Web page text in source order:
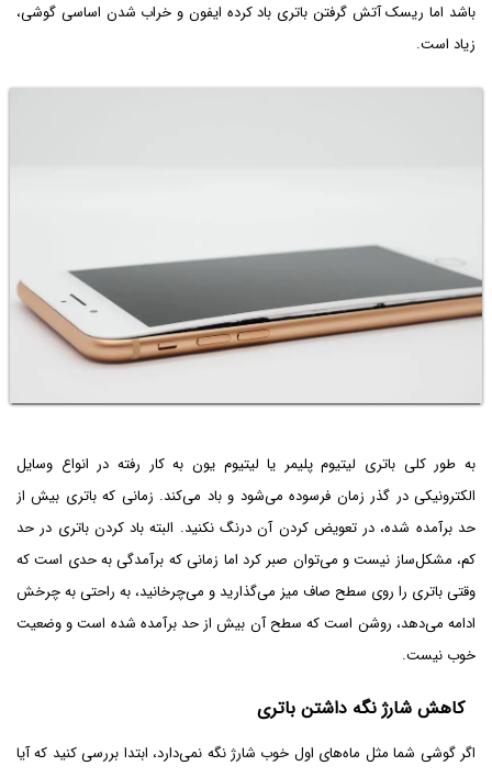
باشد اما ریسک آتش گرفتن باتری باد کرده ایفون و خراب شدن اساسی گوشی،
زیاد است.
به طور کلی باتری لیتیوم پلیمر یا لیتیوم یون به کار رفته در انواع وسایل
الکترونیکی در گذر زمان فرسوده می‌شود و باد می‌کند. زمانی که باتری بیش از
حد برآمده شده، در تعویض کردن آن درنگ نکنید. البته باد کردن باتری در حد
کم، مشکل‌ساز نیست و می‌توان صبر کرد اما زمانی که برآمدگی به حدی است که
وقتی باتری را روی سطح صاف میز می‌گذارید و می‌چرخانید، به راحتی به چرخش
ادامه می‌دهد، روشن است که سطح آن بیش از حد برآمده شده است و وضعیت
خوب نیست.
کاهش شارژ نگه داشتن باتری
اگر گوشی شما مثل ماه‌های اول خوب شارژ نگه نمی‌دارد، ابتدا بررسی کنید که آیا